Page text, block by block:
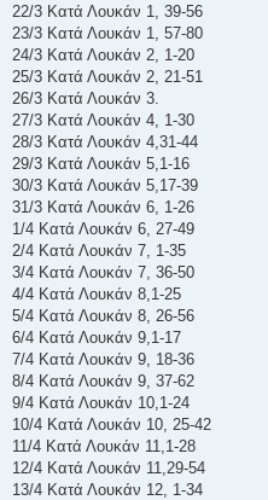
22/3 Κατά Λουκάν 1, 39-56
23/3 Κατά Λουκάν 1, 57-80
24/3 Κατά Λουκάν 2, 1-20
25/3 Κατά Λουκάν 2, 21-51
26/3 Κατά Λουκάν 3.
27/3 Κατά Λουκάν 4, 1-30
28/3 Κατά Λουκάν 4,31-44
29/3 Κατά Λουκάν 5,1-16
30/3 Κατά Λουκάν 5,17-39
31/3 Κατά Λουκάν 6, 1-26
1/4 Κατά Λουκάν 6, 27-49
2/4 Κατά Λουκάν 7, 1-35
3/4 Κατά Λουκάν 7, 36-50
4/4 Κατά Λουκάν 8,1-25
5/4 Κατά Λουκάν 8, 26-56
6/4 Κατά Λουκάν 9,1-17
7/4 Κατά Λουκάν 9, 18-36
8/4 Κατά Λουκάν 9, 37-62
9/4 Κατά Λουκάν 10,1-24
10/4 Κατά Λουκάν 10, 25-42
11/4 Κατά Λουκάν 11,1-28
12/4 Κατά Λουκάν 11,29-54
13/4 Κατά Λουκάν 12, 1-34